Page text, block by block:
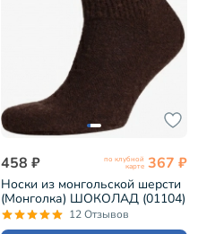
458 ₽ по клубной
карте 367 ₽
Носки из монгольской шерсти
(Монголка) ШОКОЛАД (01104)
12 Отзывов